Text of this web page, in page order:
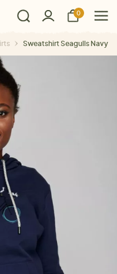
0
Sweatshirt Seagulls Navy